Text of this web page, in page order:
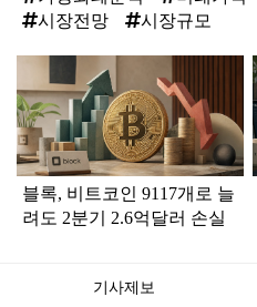
시장전망
시장규모
라
인
블록, 비트코인 9117개로 늘
려도 2분기 2.6억달러 손실
기사제보